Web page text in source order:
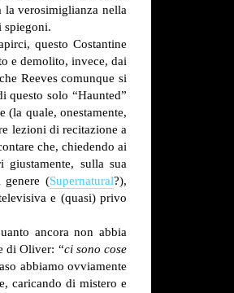
la verosimiglianza nella
spiegoni.
questo Costantine
e demolito, invece, dai
Reeves comunque si
questo solo “Haunted”
(la quale, onestamente,
lezioni di recitazione a
che, chiedendo ai
sulla sua
genere (Supernatural?),
e (quasi) privo
ancora non abbia
di Oliver: “ci sono cose
abbiamo ovviamente
caricando di mistero e